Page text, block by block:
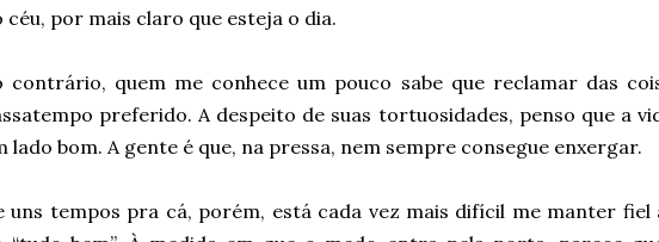
céu, por mais claro que esteja o dia.
contrário, quem me conhece um pouco sabe que reclamar das
preferido. A despeito de suas tortuosidades, penso que a
lado bom. A gente é que, na pressa, nem sempre consegue enxergar.
uns tempos pra cá, porém, está cada vez mais difícil me manter fiel